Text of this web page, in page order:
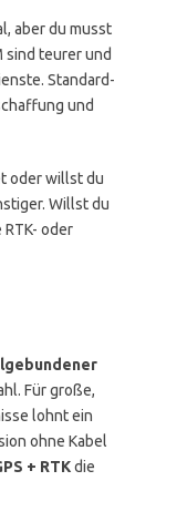
aber du musst
sind teurer und
Standard-
und
oder willst du
Willst du
oder
Für große,
lohnt ein
ohne Kabel
+ RTKdie